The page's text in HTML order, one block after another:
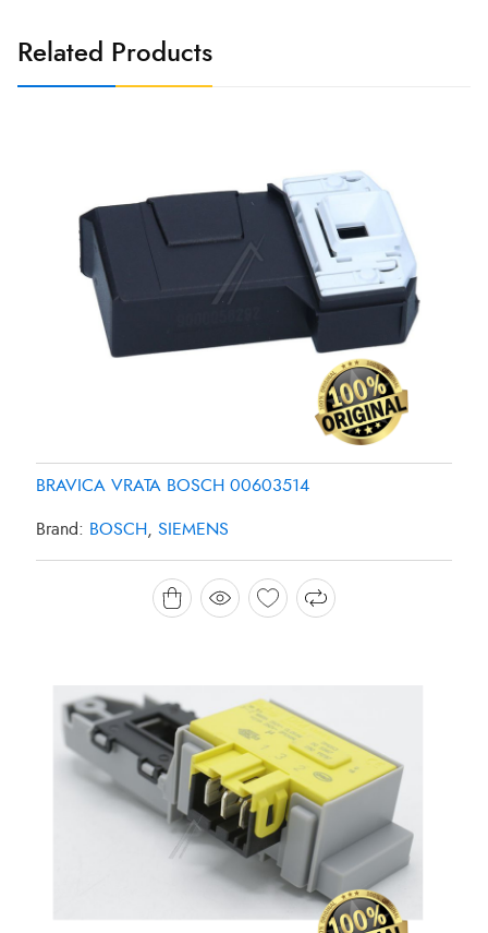
Related Products
BRAVICA VRATA BOSCH 00603514
Brand: BOSCH SIEMENS